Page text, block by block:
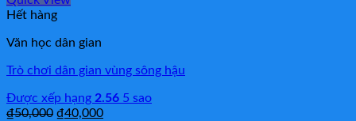
Hết hàng
Văn học dân gian
Trò chơi dân gian vùng sông hậu
Được xếp hạng 2.56 5 sao
₫50,000 ₫40,000